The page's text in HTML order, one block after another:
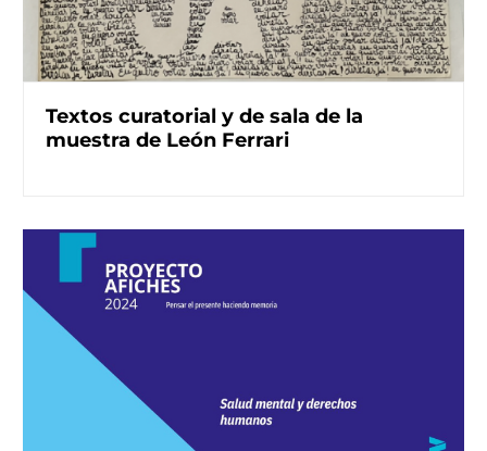
Textos curatorial y de sala de la
muestra de León Ferrari